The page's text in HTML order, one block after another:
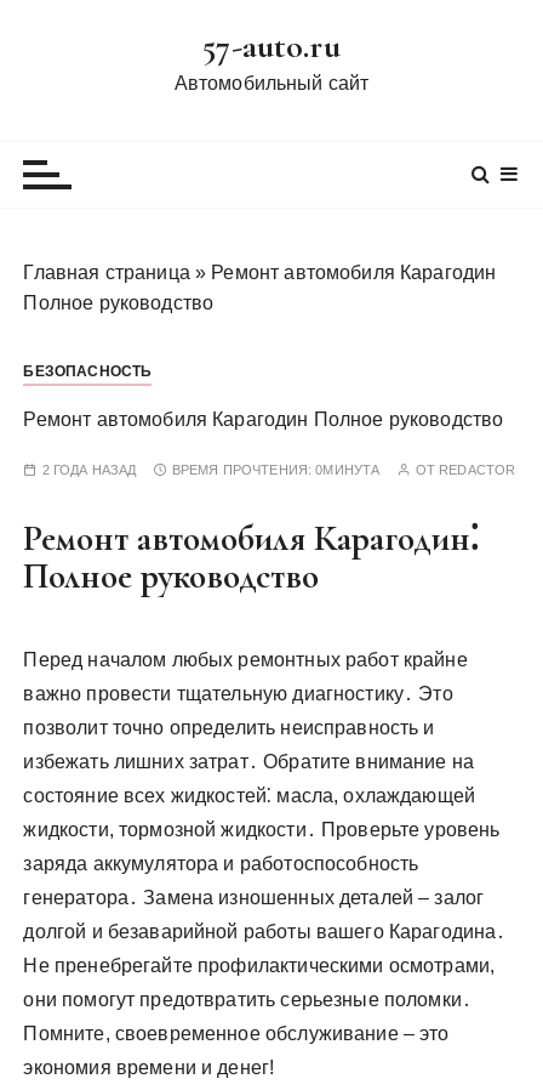
57-auto.ru
Автомобильный сайт
Главная страница » Ремонт автомобиля Карагодин
Полное руководство
БЕЗОПАСНОСТЬ
Ремонт автомобиля Карагодин Полное руководство
2 ГОДА НАЗАД ВРЕМЯ ПРОЧТЕНИЯ:0МИНУТА ОТ REDACTOR
Ремонт автомобиля Карагодин⁚
Полное руководство
Перед началом любых ремонтных работ крайне
важно провести тщательную диагностику․ Это
позволит точно определить неисправность и
избежать лишних затрат․ Обратите внимание на
состояние всех жидкостей⁚ масла, охлаждающей
жидкости, тормозной жидкости․ Проверьте уровень
заряда аккумулятора и работоспособность
генератора․ Замена изношенных деталей – залог
долгой и безаварийной работы вашего Карагодина․
Не пренебрегайте профилактическими осмотрами,
они помогут предотвратить серьезные поломки․
Помните, своевременное обслуживание – это
экономия времени и денег!